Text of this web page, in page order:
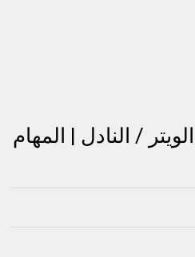
/ النادل | المهام